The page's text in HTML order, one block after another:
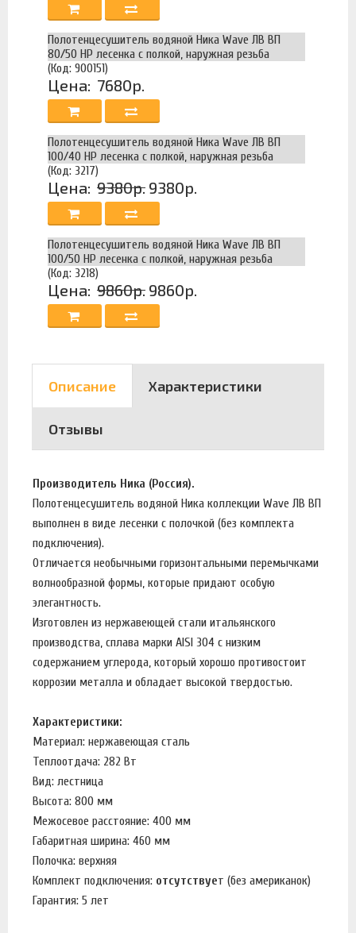
Полотенцесушитель водяной Ника Wave ЛВ ВП
80/50 НР лесенка с полкой, наружная резьба
(Код: 900151)
Цена: 7680р.
Полотенцесушитель водяной Ника Wave ЛВ ВП
100/40 НР лесенка с полкой, наружная резьба
(Код: 3217)
Цена: 9380р. 9380р.
Полотенцесушитель водяной Ника Wave ЛВ ВП
100/50 НР лесенка с полкой, наружная резьба
(Код: 3218)
Цена: 9860р. 9860р.
Описание Характеристики
Отзывы
Производитель Ника (Россия).
Полотенцесушитель водяной Ника коллекции Wave ЛВ ВП
выполнен в виде лесенки с полочкой (без комплекта
подключения).
Отличается необычными горизонтальными перемычками
волнообразной формы, которые придают особую
элегантность.
Изготовлен из нержавеющей стали итальянского
производства, сплава марки AISI 304 с низким
содержанием углерода, который хорошо противостоит
коррозии металла и обладает высокой твердостью.
Характеристики:
Материал: нержавеющая сталь
Теплоотдача: 282 Вт
Вид: лестница
Высота: 800 мм
Межосевое расстояние: 400 мм
Габаритная ширина: 460 мм
Полочка: верхняя
Комплект подключения: отсутствует (без американок)
Гарантия: 5 лет